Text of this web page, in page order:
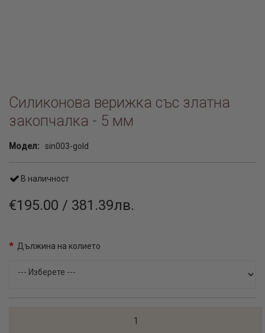
Силиконова верижка със златна
закопчалка - 5 мм
Модел: sin003-gold
В наличност
€195.00 / 381.39лв.
Дължина на колието